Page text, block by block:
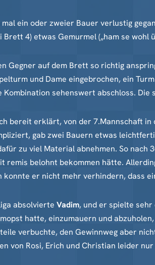
ein oder zweier Bauer verlustig
4) etwas Gemurmel („ham se
Gegner auf dem Brett so richtig
und Dame eingebrochen, ein
Kombination sehenswert abschloss.
bereit erklärt, von der 7.Mannschaft
gab zwei Bauern etwas
zu viel Material abnehmen. So
remis belohnt bekommen hätte.
konnte er nicht mehr verhindern, dass
absolvierte Vadim, und er spielte
hatte, einzumauern und
verbuchte, den Gewinnweg aber
von Rosi, Erich und Christian leider